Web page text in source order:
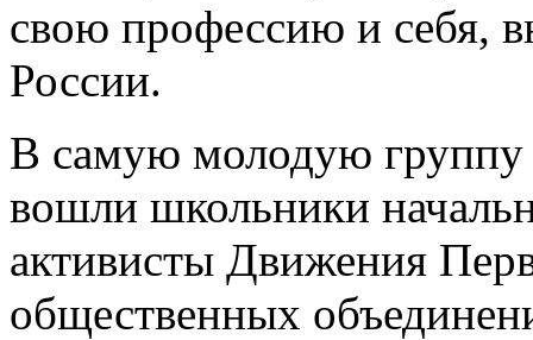
свою профессию и себя,
России.
В самую молодую группу
вошли школьники
активисты Движения
общественных